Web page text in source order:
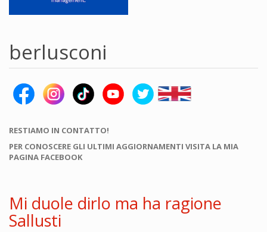
berlusconi
RESTIAMO IN CONTATTO!
PER CONOSCERE GLI ULTIMI AGGIORNAMENTI VISITA LA MIA
PAGINA FACEBOOK
Mi duole dirlo ma ha ragione
Sallusti